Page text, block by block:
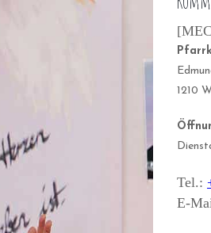
1210
Tel.:
E-